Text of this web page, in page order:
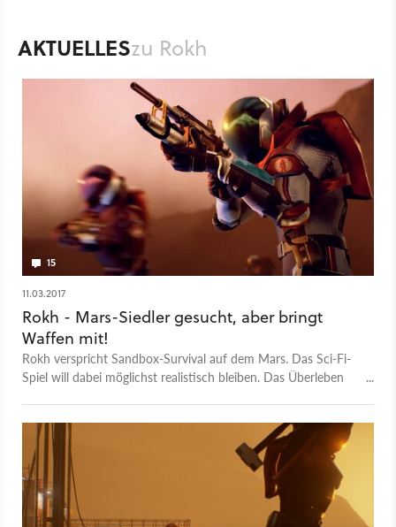
Spiel PC Action Multiplayer-Shooter
Darewise Entertainment
AKTUELLESzu Rokh
15
11.03.2017
Rokh - Mars-Siedler gesucht, aber bringt
Waffen mit!
Rokh verspricht Sandbox-Survival auf dem Mars. Das Sci-Fi-
Spiel will dabei möglichst realistisch bleiben. Das Überleben